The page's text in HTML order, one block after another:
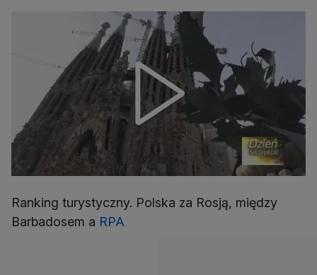
Ranking turystyczny. Polska za Rosją, między
Barbadosem a RPA